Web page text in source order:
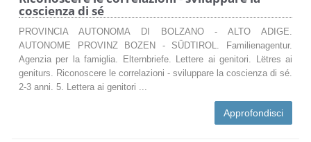
coscienza di sé
PROVINCIA AUTONOMA DI BOLZANO - ALTO ADIGE.
AUTONOME PROVINZ BOZEN - SÜDTIROL. Familienagentur.
Agenzia per la famiglia. Elternbriefe. Lettere ai genitori. Lëtres ai
geniturs. Riconoscere le correlazioni - sviluppare la coscienza di sé.
2-3 anni. 5. Lettera ai genitori ...
Approfondisci